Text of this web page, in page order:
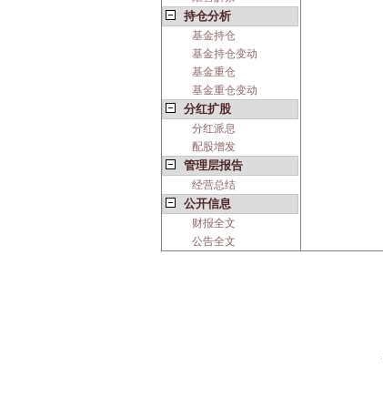
持仓分析
基金持仓
基金持仓变动
基金重仓
基金重仓变动
分红扩股
分红派息
配股增发
管理层报告
经营总结
公开信息
财报全文
公告全文